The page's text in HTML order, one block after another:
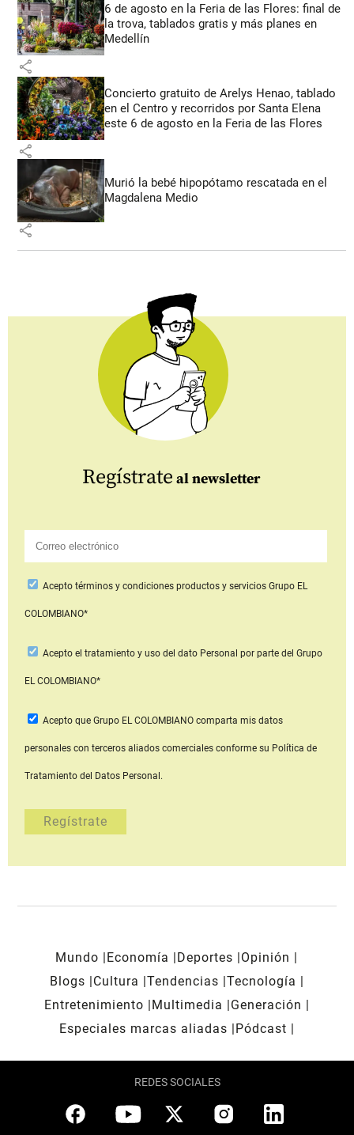
6 de agosto en la Feria de las Flores: final de
la trova, tablados gratis y más planes en
Medellín
share
Concierto gratuito de Arelys Henao, tablado
en el Centro y recorridos por Santa Elena
este 6 de agosto en la Feria de las Flores
share
Murió la bebé hipopótamo rescatada en el
Magdalena Medio
share
Regístrate al newsletter
Aceptotérminos y condiciones productos y serviciosGrupo EL
COLOMBIANO*
Acepto el tratamiento y uso del dato Personal por parte del Grupo
EL COLOMBIANO*
Acepto que Grupo EL COLOMBIANOcomparta mis datos
personales con terceros aliados comerciales conforme su Política de
Tratamiento del Datos Personal.
Mundo Economía Deportes
Opinión
Blogs
Cultura Tendencias Tecnología
Entretenimiento
Multimedia
Generación
Especiales marcas aliadas
Pódcast
REDES SOCIALES